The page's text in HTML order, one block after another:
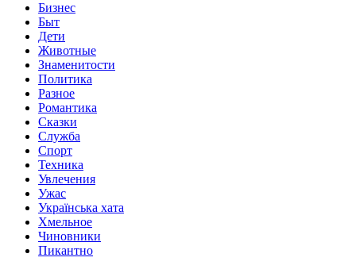
Бизнес
Быт
Дети
Животные
Знаменитости
Политика
Разное
Романтика
Сказки
Служба
Спорт
Техника
Увлечения
Ужас
Українська хата
Хмельное
Чиновники
Пикантно